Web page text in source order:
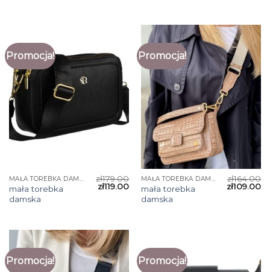
Promocja!
MAŁA TOREBKA DAMSKA
mała torebka
damska
zł179.00
zł119.00
Promocja!
MAŁA TOREBKA DAMSKA
mała torebka
damska
zł164.00
zł109.00
Promocja! Promocja!